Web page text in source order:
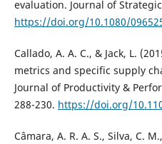
evaluation. Journal of
https://doi.org/10.1080/
Callado, A. A. C., & Jack, L.
metrics and specific supply
Journal of Productivity &
288-230. https://doi.org/
Câmara, A. R. A. S., Silva, C.